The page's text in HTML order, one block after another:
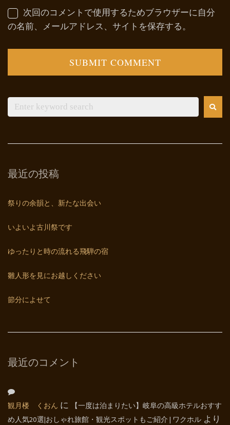
次回のコメントで使用するためブラウザーに自分
の名前、メールアドレス、サイトを保存する。
最近の投稿
祭りの余韻と、新たな出会い
いよいよ古川祭です
ゆったりと時の流れる飛騨の宿
雛人形を見にお越しください
節分によせて
最近のコメント
観月楼 くおん に
【一度は泊まりたい】岐阜の高級ホテルおすす
め人気20選|おしゃれ旅館・観光スポットもご紹介 | ワクホル より